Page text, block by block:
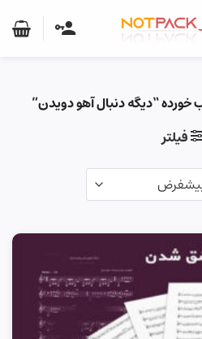
“دیگه دنبال آهو دویدن”
فیلتر